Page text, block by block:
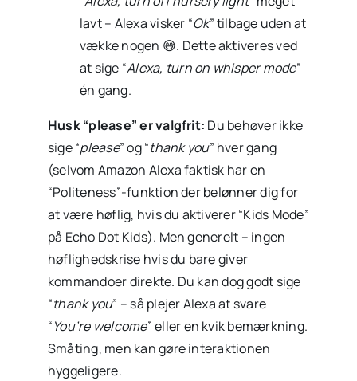
lavt – Alexa visker “Ok” tilbage uden at
vække nogen 😅. Dette aktiveres ved
at sige “Alexa, turn on whisper mode”
én gang.
Husk “please” er valgfrit: Du behøver ikke
sige “please” og “thank you” hver gang
(selvom Amazon Alexa faktisk har en
“Politeness”-funktion der belønner dig for
at være høflig, hvis du aktiverer “Kids Mode”
på Echo Dot Kids). Men generelt – ingen
høflighedskrise hvis du bare giver
kommandoer direkte. Du kan dog godt sige
“thank you” – så plejer Alexa at svare
“You’re welcome” eller en kvik bemærkning.
Småting, men kan gøre interaktionen
hyggeligere.